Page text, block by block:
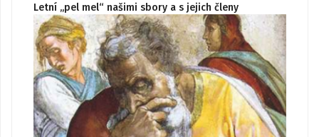
Letní „pel mel“ našimi sbory a s jejich členy